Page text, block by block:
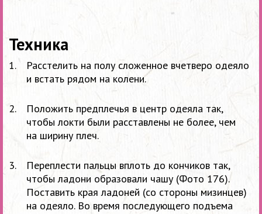
Техника
Расстелить на полу сложенное вчетверо одеяло
и встать рядом на колени.
Положить предплечья в центр одеяла так,
чтобы локти были расставлены не более, чем
на ширину плеч.
Переплести пальцы вплоть до кончиков так,
чтобы ладони образовали чашу (Фото 176).
Поставить края ладоней (со стороны мизинцев)
на одеяло. Во время последующего подъема